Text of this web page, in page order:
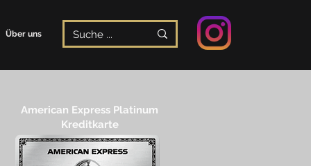
Über uns
American Express Platinum
Kreditkarte